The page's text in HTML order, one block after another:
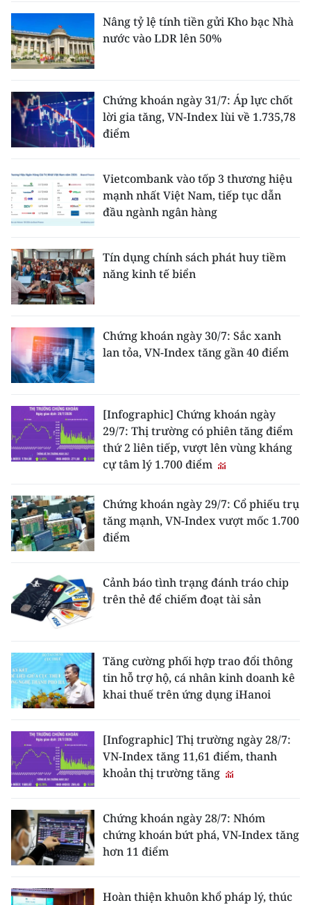
Nâng tỷ lệ tính tiền gửi Kho bạc Nhà
nước vào LDR lên 50%
Chứng khoán ngày 31/7: Áp lực chốt
lời gia tăng, VN-Index lùi về 1.735,78
điểm
Vietcombank vào tốp 3 thương hiệu
mạnh nhất Việt Nam, tiếp tục dẫn
đầu ngành ngân hàng
Tín dụng chính sách phát huy tiềm
năng kinh tế biển
Chứng khoán ngày 30/7: Sắc xanh
lan tỏa, VN-Index tăng gần 40 điểm
[Infographic] Chứng khoán ngày
29/7: Thị trường có phiên tăng điểm
thứ 2 liên tiếp, vượt lên vùng kháng
cự tâm lý 1.700 điểm
Chứng khoán ngày 29/7: Cổ phiếu trụ
tăng mạnh, VN-Index vượt mốc 1.700
điểm
Cảnh báo tình trạng đánh tráo chip
trên thẻ để chiếm đoạt tài sản
Tăng cường phối hợp trao đổi thông
tin hỗ trợ hộ, cá nhân kinh doanh kê
khai thuế trên ứng dụng iHanoi
[Infographic] Thị trường ngày 28/7:
VN-Index tăng 11,61 điểm, thanh
khoản thị trường tăng
Chứng khoán ngày 28/7: Nhóm
chứng khoán bứt phá, VN-Index tăng
hơn 11 điểm
Hoàn thiện khuôn khổ pháp lý, thúc